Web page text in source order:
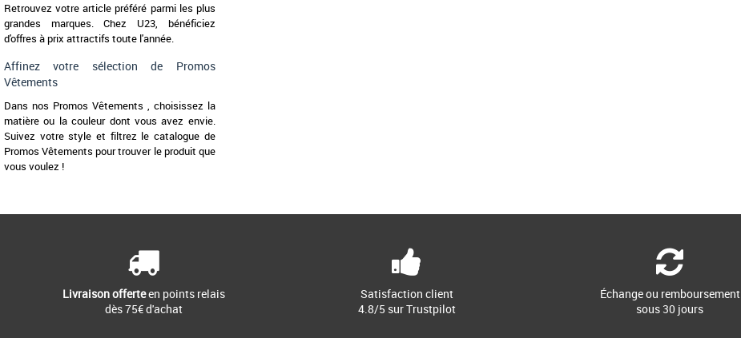
Retrouvez votre article préféré parmi les plus
grandes marques. Chez U23, bénéficiez
d'offres à prix attractifs toute l'année.
Affinez votre sélection de Promos
Vêtements
Dans nos Promos Vêtements , choisissez la
matière ou la couleur dont vous avez envie.
Suivez votre style et filtrez le catalogue de
Promos Vêtements pour trouver le produit que
vous voulez !
Livraison offerteen points relais
dès 75€ d'achat
Satisfaction client
4.8/5 sur Trustpilot
Échange ou remboursement
sous 30 jours